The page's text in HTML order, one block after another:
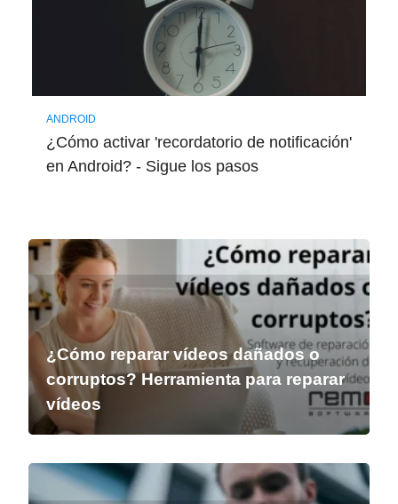
ANDROID
¿Cómo activar 'recordatorio de notificación'
en Android? - Sigue los pasos
¿Cómo reparar vídeos dañados o
corruptos? Herramienta para reparar
vídeos